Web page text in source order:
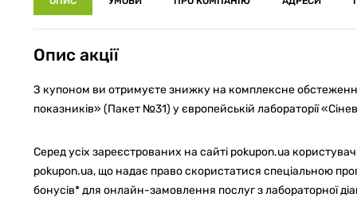
Опис акції
З купоном ви отримуєте знижку на комплексне
показників» (Пакет №31) у європейській лабораторії
Серед усіх зареєстрованих на сайті pokupon.ua
pokupon.ua, що надає право скористатися спеціальною
бонусів* для онлайн-замовлення послуг з лабораторної